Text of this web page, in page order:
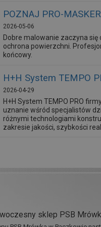
POZNAJ PRO-
2026-05-06
Dobre malowanie zaczyna
ochrona powierzchni.
końcowy.
H+H System TEMPO
2026-04-29
H+H System TEMPO PRO
uznanie wśród specjalistów
różnymi technologiami
zakresie jakości, szybkości
sklep PSB